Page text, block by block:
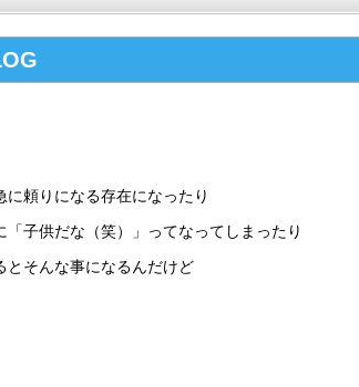
頼りになる存在になったり
子供だな（笑）」ってなってしまったり
とそんな事になるんだけど